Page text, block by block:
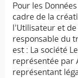
Pour les
cadre de la
l’Utilisateur et
responsable du
est : La société
représentée par
représentant